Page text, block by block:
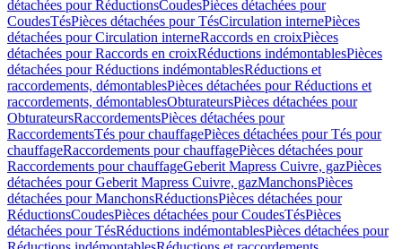
détachées pour RéductionsCoudesPièces détachées pour
CoudesTésPièces détachées pour TésCirculation internePièces
détachées pour Circulation interneRaccords en croixPièces
détachées pour Raccords en croixRéductions indémontablesPièces
détachées pour Réductions indémontablesRéductions et
raccordements, démontablesPièces détachées pour Réductions et
raccordements, démontablesObturateursPièces détachées pour
ObturateursRaccordementsPièces détachées pour
RaccordementsTés pour chauffagePièces détachées pour Tés pour
chauffageRaccordements pour chauffagePièces détachées pour
Raccordements pour chauffageGeberit Mapress Cuivre, gazPièces
détachées pour Geberit Mapress Cuivre, gazManchonsPièces
détachées pour ManchonsRéductionsPièces détachées pour
RéductionsCoudesPièces détachées pour CoudesTésPièces
détachées pour TésRéductions indémontablesPièces détachées pour